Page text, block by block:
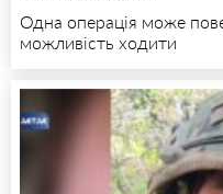
Одна операція може
можливість ходити